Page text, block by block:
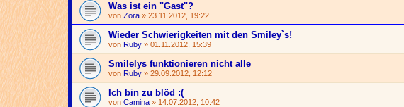
Was ist ein "Gast"?
von Zora » 23.11.2012, 19:22
Wieder Schwierigkeiten mit den Smiley`s!
von Ruby » 01.11.2012, 15:39
Smilelys funktionieren nicht alle
von Ruby » 29.09.2012, 12:12
Ich bin zu blöd :(
von Camina » 14.07.2012, 10:42